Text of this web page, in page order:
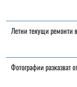
Летни текущи ремонти
Фотографии разказват